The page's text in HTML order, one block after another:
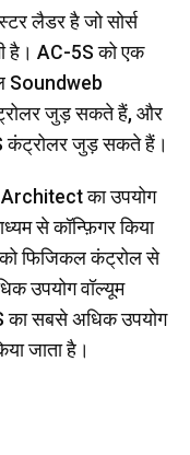
लैडर है जो सोर्स
है। AC-5S को एक
Soundweb
जुड़ सकते हैं, और
कंट्रोलर जुड़ सकते हैं।
का उपयोग
से कॉन्फ़िगर किया
को फिजिकल कंट्रोल से
उपयोग वॉल्यूम
का सबसे अधिक उपयोग
जाता है।